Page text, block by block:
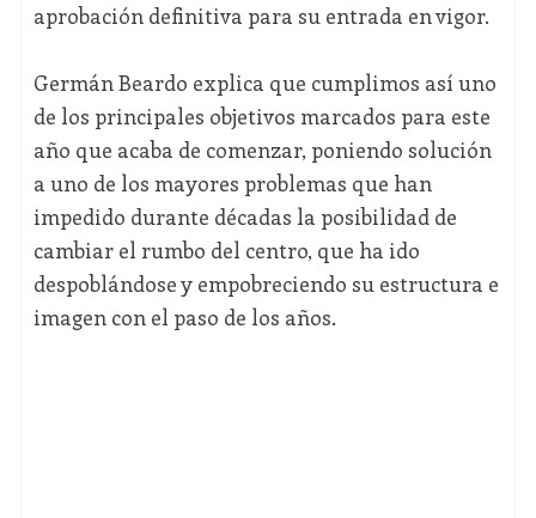
aprobación definitiva para su entrada en vigor.
Germán Beardo explica que cumplimos así uno
de los principales objetivos marcados para este
año que acaba de comenzar, poniendo solución
a uno de los mayores problemas que han
impedido durante décadas la posibilidad de
cambiar el rumbo del centro, que ha ido
despoblándose y empobreciendo su estructura e
imagen con el paso de los años.